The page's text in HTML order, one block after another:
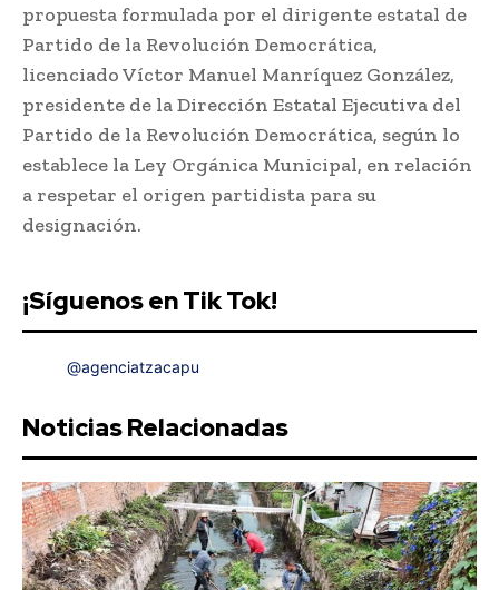
propuesta formulada por el dirigente estatal de
Partido de la Revolución Democrática,
licenciado Víctor Manuel Manríquez González,
presidente de la Dirección Estatal Ejecutiva del
Partido de la Revolución Democrática, según lo
establece la Ley Orgánica Municipal, en relación
a respetar el origen partidista para su
designación.
¡Síguenos en Tik Tok!
@agenciatzacapu
Noticias Relacionadas